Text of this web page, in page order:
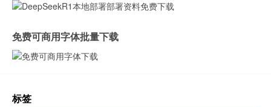
免费可商用字体批量下载
标签